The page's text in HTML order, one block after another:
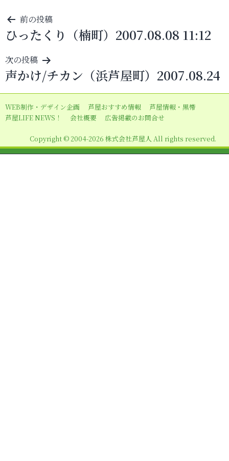
投
稿
ナ
ビ
ゲ
ー
シ
ン
前の投稿
ひったくり（楠町）2007.08.08 11:12
次の投稿
声かけ/チカン（浜芦屋町）2007.08.24
WEB制作・デザイン企画 芦屋おすすめ情報
芦屋情報・黒帯
芦屋LIFE NEWS！
会社概要 広告掲載のお問合せ
Copyright © 2004-2026 株式会社芦屋人 All rights reserved.